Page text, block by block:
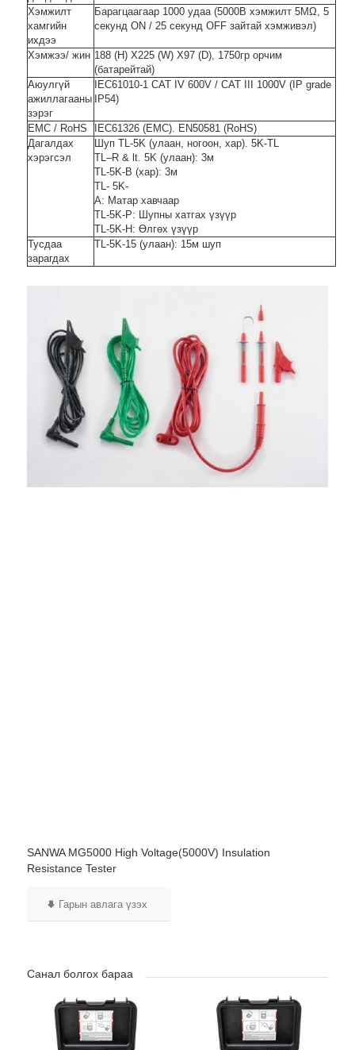
Хэмжилт
хамгийн
ихдээ
Барагцаагаар 1000 удаа (5000В хэмжилт 5MΩ, 5
секунд ON / 25 секунд OFF зайтай хэмживэл)
Хэмжээ/ жин 188 (H) X225 (W) X97 (D), 1750гр орчим
(батарейтай)
Аюулгүй
ажиллагааны
зэрэг
IEC61010-1 CAT IV 600V / CAT III 1000V (IP grade
IP54)
EMC / RoHS
IEC61326 (EMC). EN50581 (RoHS)
Дагалдах
хэрэгсэл
Шуп TL-5K (улаан, ногоон, хар). 5K-TL
TL–R & lt. 5K (улаан): 3м
TL-5K-B (хар): 3м
TL- 5K-
A: Матар хавчаар
TL-5K-P: Шупны хатгах үзүүр
TL-5K-H: Өлгөх үзүүр
Тусдаа
зарагдах
TL-5K-15 (улаан): 15м шуп
SANWA MG5000 High Voltage(5000V) Insulation
Resistance Tester
Гарын авлага үзэх
Санал болгох бараа